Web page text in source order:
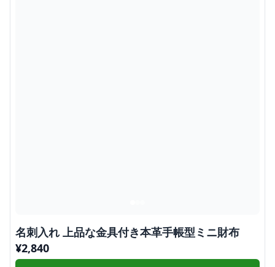
名刺入れ 上品な金具付き本革手帳型ミニ財布
¥2,840